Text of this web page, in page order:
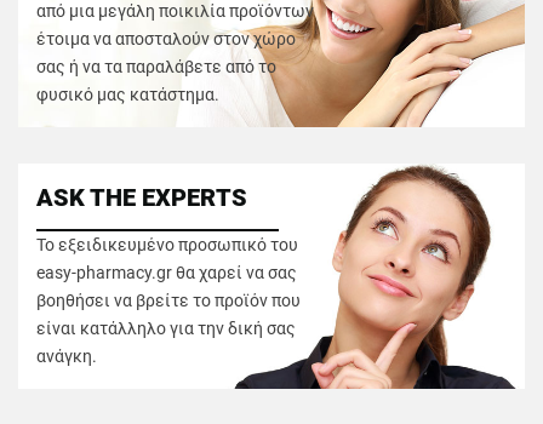
από μια μεγάλη ποικιλία προϊόντων
έτοιμα να αποσταλούν στον χώρο
σας ή να τα παραλάβετε από το
φυσικό μας κατάστημα.
ASK THE EXPERTS
Το εξειδικευμένο προσωπικό του
easy-pharmacy.gr θα χαρεί να σας
βοηθήσει να βρείτε το προϊόν που
είναι κατάλληλο για την δική σας
ανάγκη.